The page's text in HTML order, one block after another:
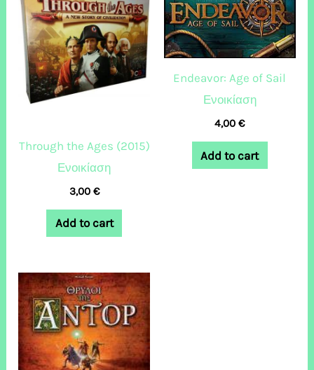
Through the Ages (2015)
Ενοικίαση
3,00 €
Add to cart
Endeavor: Age of Sail
Ενοικίαση
4,00€
Add to cart